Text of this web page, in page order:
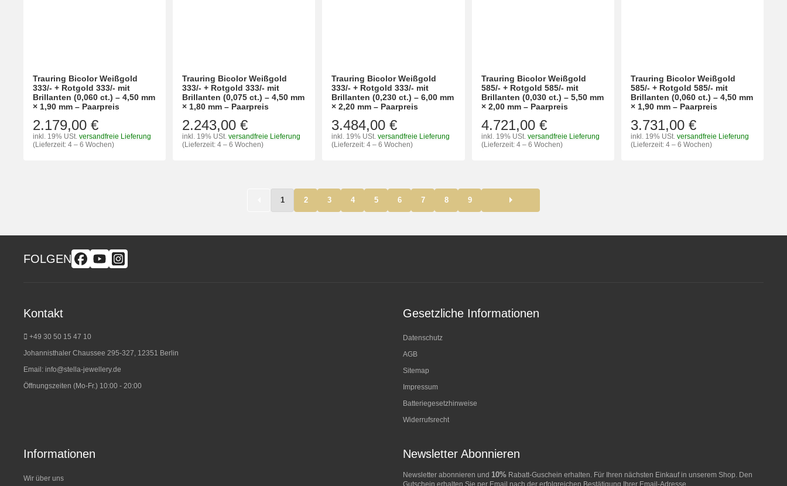
Trauring Bicolor Weißgold
333/- + Rotgold 333/- mit
Brillanten (0,060 ct.) – 4,50 mm
× 1,90 mm – Paarpreis
2.179,00 €
inkl. 19% USt. versandfreie Lieferung
(Lieferzeit: 4 – 6 Wochen)
Trauring Bicolor Weißgold
333/- + Rotgold 333/- mit
Brillanten (0,075 ct.) – 4,50 mm
× 1,80 mm – Paarpreis
2.243,00 €
inkl. 19% USt. versandfreie Lieferung
(Lieferzeit: 4 – 6 Wochen)
Trauring Bicolor Weißgold
333/- + Rotgold 333/- mit
Brillanten (0,230 ct.) – 6,00 mm
× 2,20 mm – Paarpreis
3.484,00 €
inkl. 19% USt. versandfreie Lieferung
(Lieferzeit: 4 – 6 Wochen)
Trauring Bicolor Weißgold
585/- + Rotgold 585/- mit
Brillanten (0,030 ct.) – 5,50 mm
× 2,00 mm – Paarpreis
4.721,00 €
inkl. 19% USt. versandfreie Lieferung
(Lieferzeit: 4 – 6 Wochen)
Trauring Bicolor Weißgold
585/- + Rotgold 585/- mit
Brillanten (0,060 ct.) – 4,50 mm
× 1,90 mm – Paarpreis
3.731,00 €
inkl. 19% USt. versandfreie Lieferung
(Lieferzeit: 4 – 6 Wochen)
1 2 3 4 5 6 7 8 9
FOLGEN
Kontakt
+49 30 50 15 47 10
Johannisthaler Chaussee 295-327, 12351 Berlin
Email: info@stella-jewellery.de
Öffnungszeiten (Mo-Fr.) 10:00 - 20:00
Gesetzliche Informationen
Datenschutz
AGB
Sitemap
Impressum
Batteriegesetzhinweise
Widerrufsrecht
Informationen
Wir über uns
Newsletter Abonnieren
Newsletter abonnieren und 10% Rabatt-Guschein erhalten. Für Ihren nächsten Einkauf in unserem Shop. Den
Gutschein erhalten Sie per Email nach der erfolgreichen Bestätigung Ihrer Email-Adresse.